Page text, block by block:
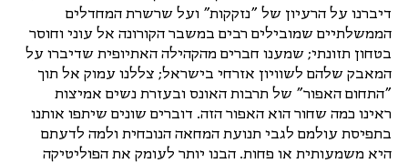
דיברנו על הרעיון של "נזקקות" ועל שרשרת המחדלים
הממשלתיים שמובילים רבים במשבר הקורונה אל עוני וחוסר
בטחון תזונתי; שמענו חברים מהקהילה האתיופית שדיברו על
המאבק שלהם לשוויון אזרחי בישראל; צללנו עמוק אל תוך
"התחום האפור" של תרבות האונס ובעזרת נשים אמיצות
ראינו כמה שחור הוא האפור הזה. דוברים שונים שיתפו אותנו
בתפיסת עולמם לגבי תנועת המחאה הנוכחית ולמה לדעתם
היא משמעותית או פחות. הבנו יותר לעומק את הפוליטיקה